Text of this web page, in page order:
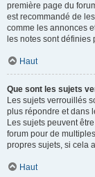
première page du
est recommandé de
comme les annonces
les notes sont
Haut
Que sont les sujets
Les sujets verrouillés
plus répondre et dans
Les sujets peuvent
forum pour de
propres sujets, si cela
Haut